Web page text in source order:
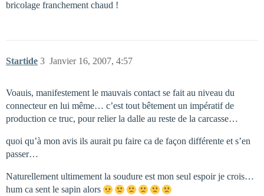
bricolage franchement chaud !
Startide Janvier 16, 2007, 4:57
3
Voauis, manifestement le mauvais contact se fait au niveau du
connecteur en lui même… c’est tout bêtement un impératif de
production ce truc, pour relier la dalle au reste de la carcasse…
quoi qu’à mon avis ils aurait pu faire ca de façon différente et s’en
passer…
Naturellement ultimement la soudure est mon seul espoir je crois…
hum ca sent le sapin alors